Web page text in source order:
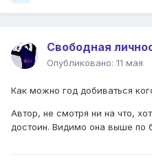
Свободная
Опубликовано: 11 мая
Как можно год добиваться
Автор, не смотря ни на что,
достоин. Видимо она выше